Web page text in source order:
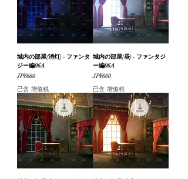
城内の部屋(消灯) - ファンタ
ジー編06A
價格
JP¥660
已含 增值税
城内の部屋(昼) - ファンタジ
ー編06A
價格
JP¥660
已含 增值税